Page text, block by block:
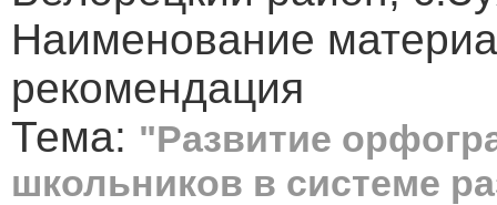
Наименование
рекомендация
Тема: "Развитие
школьников в системе